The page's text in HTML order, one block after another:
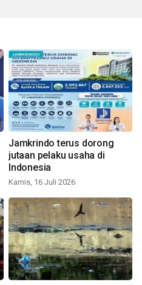
Jamkrindo terus dorong
jutaan pelaku usaha di
Indonesia
Kamis, 16 Juli 2026